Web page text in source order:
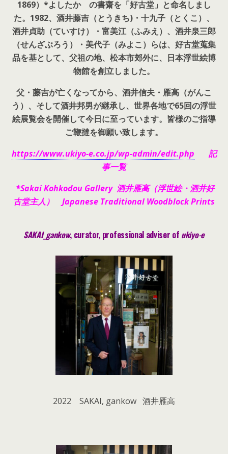
1869）*よしたか の書齋を「好古堂」と命名しまし
た。 1982、酒井藤吉（とうきち)・十九子（とくこ）、
酒井貞助（ていすけ）・富美江（ふみえ）、酒井泉三郎
（せんざぶろう）・美代子（みよこ）らは、好古堂蒐集
品を基として、父祖の地、松本市郊外に、日本浮世絵博
物館を創立しました。
父・藤吉が亡くなってから、酒井信夫・雁高（がんこ
う）、そして酒井邦男が継承し、世界各地で65回の浮世
絵展覧会を開催して今日に至っています。皆様のご指導
ご鞭撻を御願い致します。
https://www.ukiyo-e.co.jp/wp-admin/edit.php 記
事一覧
*Sakai Kohkodou Gallery 酒井雁高（浮世絵・酒井好
古堂主人） Japanese Traditional Woodblock Prints
SAKAI_gankow, curator, professional adviser of ukiyo-e
2022 SAKAI, gankow 酒井雁高